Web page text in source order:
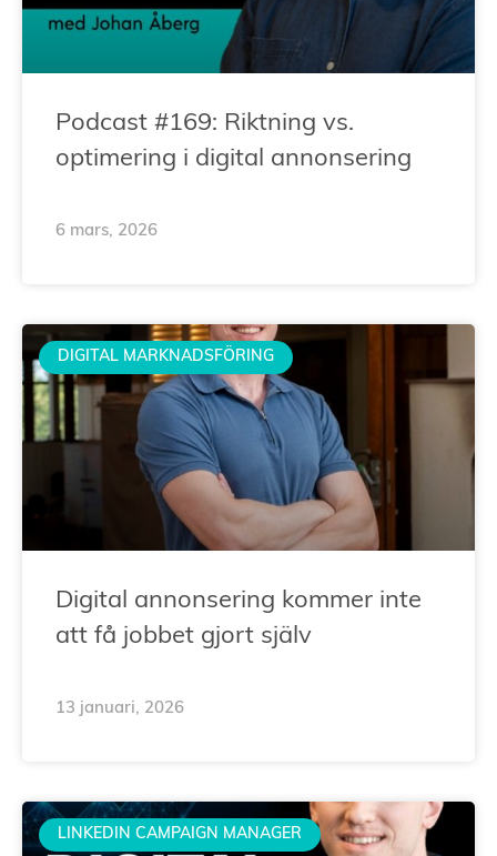
Podcast #169: Riktning vs.
optimering i digital annonsering
6 mars, 2026
DIGITAL MARKNADSFÖRING
Digital annonsering kommer inte
att få jobbet gjort själv
13 januari, 2026
LINKEDIN CAMPAIGN MANAGER